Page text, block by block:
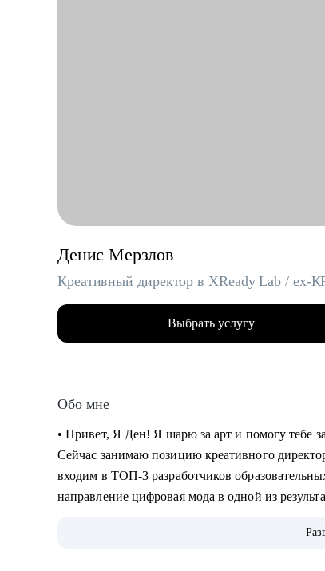
Денис Мерзлов
Креативный директор в XReady Lab / ex-
Выбрать услугу
Обо мне
• Привет, Я Ден! Я шарю за арт и помогу тебе
Сейчас занимаю позицию креативного
входим в ТОП-3 разработчиков
направление цифровая мода в одной из
• 11 лет работаю с компьютерной графикой,